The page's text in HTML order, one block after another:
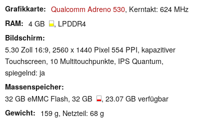
Grafikkarte Qualcomm Adreno 530, Kerntakt: 624 MHz
RAM 4 GB , LPDDR4
Bildschirm
5.30 Zoll 16:9, 2560 x 1440 Pixel 554 PPI, kapazitiver
Touchscreen, 10 Multitouchpunkte, IPS Quantum,
spiegelnd: ja
Massenspeicher
32 GB eMMC Flash, 32 GB , 23.07 GB verfügbar
Gewicht 159 g, Netzteil: 68 g